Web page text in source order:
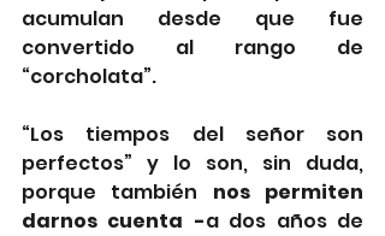
acumulan desde que fue
convertido al rango de
“corcholata”.
“Los tiempos del señor son
perfectos” y lo son, sin duda,
porque también nos permiten
darnos cuenta -a dos años de